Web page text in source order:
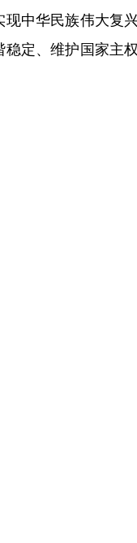
中华民族伟大复
定、维护国家主